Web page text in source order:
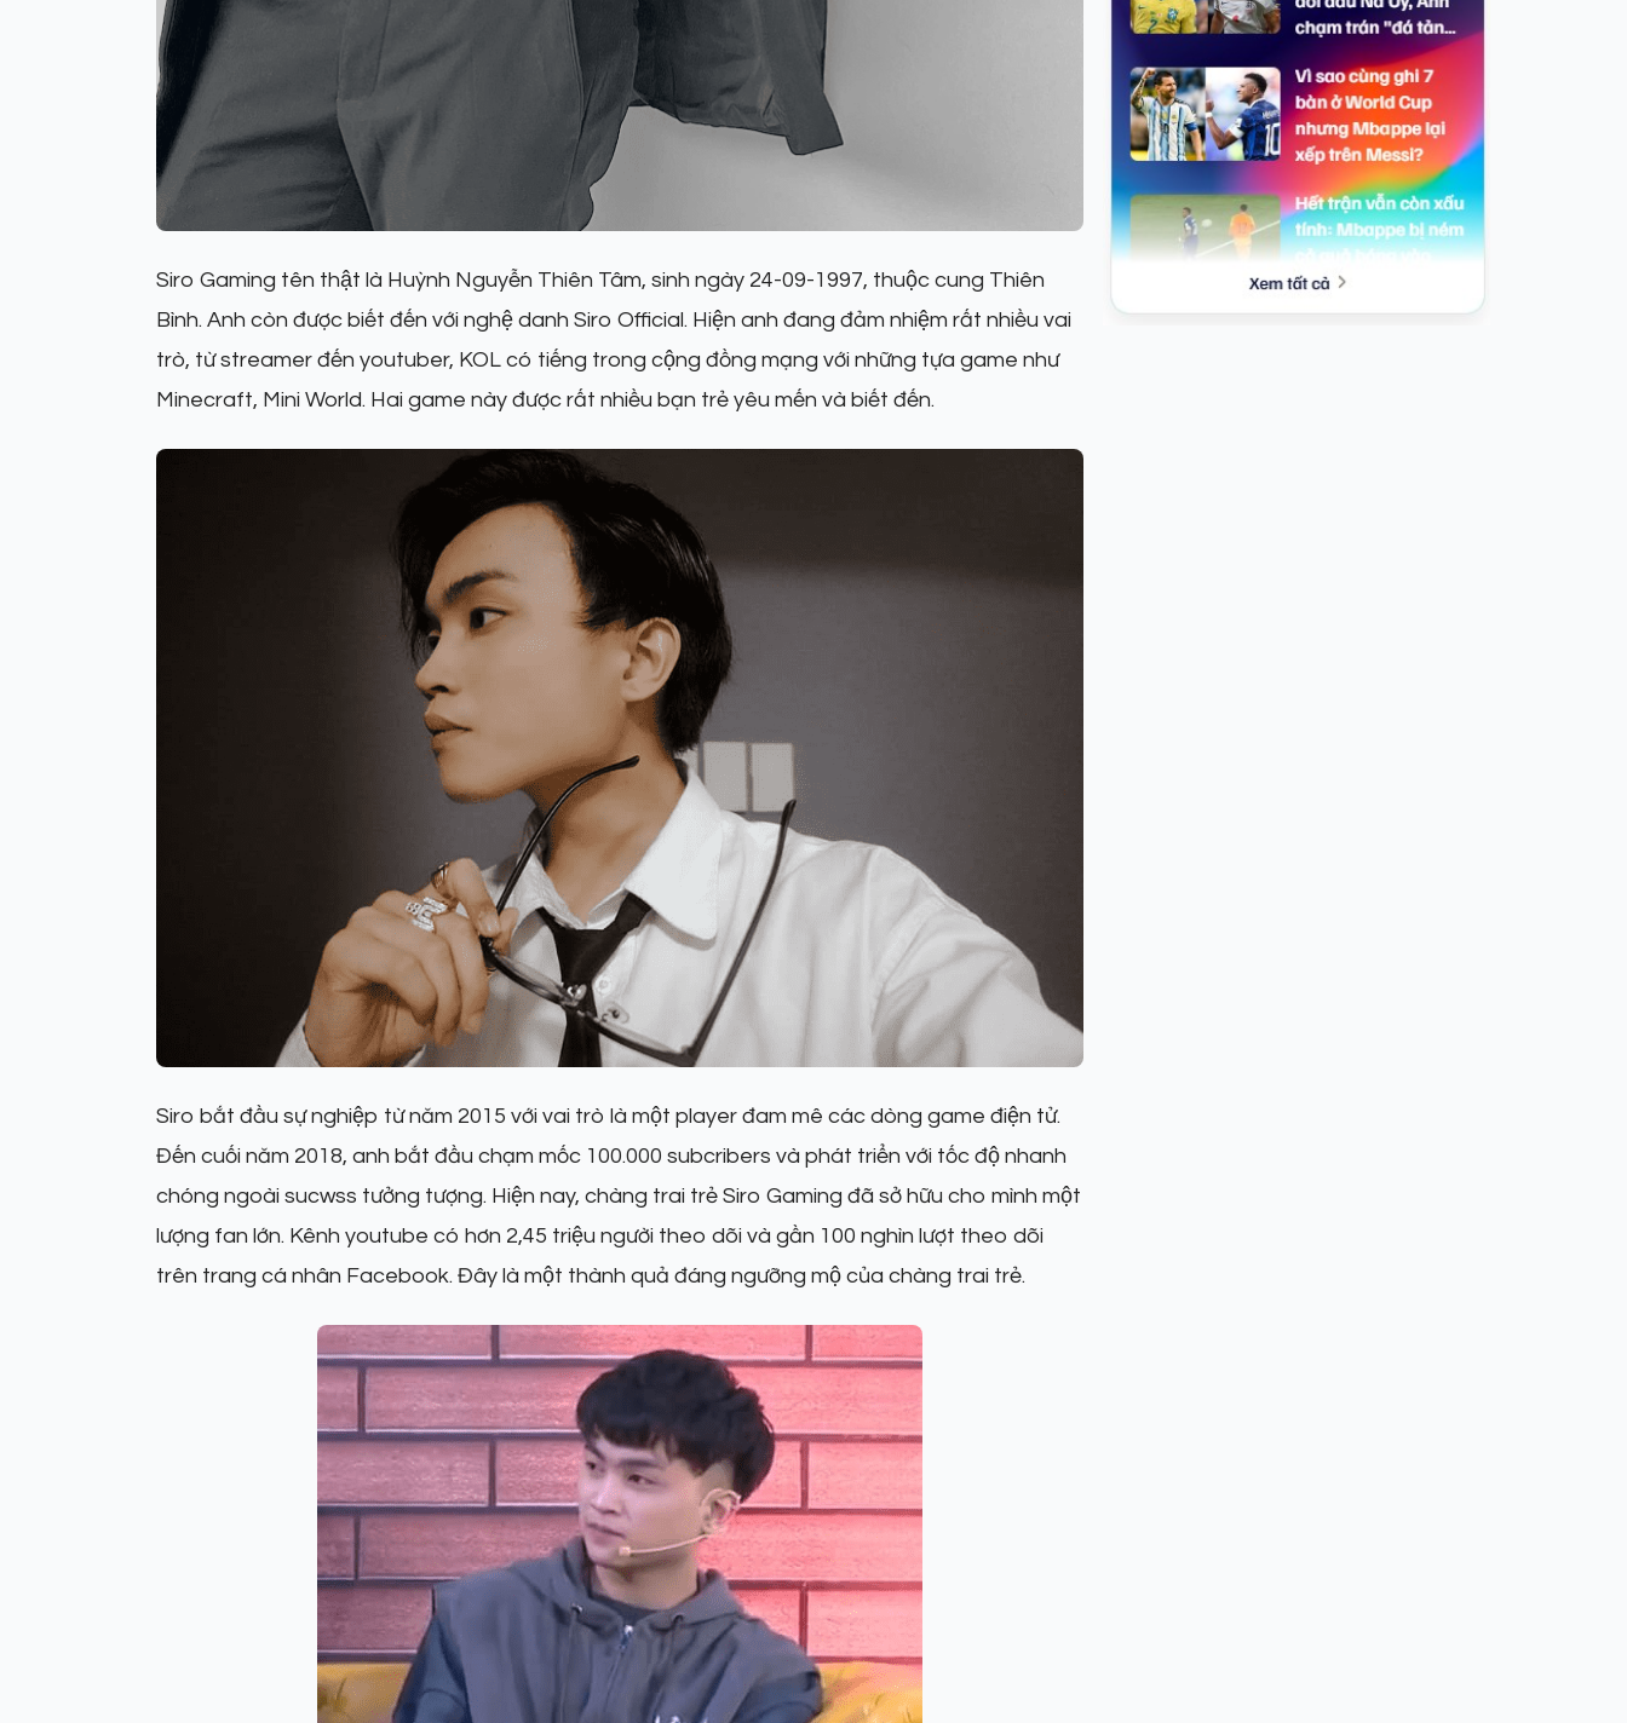
Siro Gaming tên thật là Huỳnh Nguyễn Thiên Tâm, sinh ngày 24-09-1997, thuộc cung Thiên
Bình. Anh còn được biết đến với nghệ danh Siro Official. Hiện anh đang đảm nhiệm rất nhiều vai
trò, từ streamer đến youtuber, KOL có tiếng trong cộng đồng mạng với những tựa game như
Minecraft, Mini World. Hai game này được rất nhiều bạn trẻ yêu mến và biết đến.
Siro bắt đầu sự nghiệp từ năm 2015 với vai trò là một player đam mê các dòng game điện tử.
Đến cuối năm 2018, anh bắt đầu chạm mốc 100.000 subcribers và phát triển với tốc độ nhanh
chóng ngoài sucwss tưởng tượng. Hiện nay, chàng trai trẻ Siro Gaming đã sở hữu cho mình một
lượng fan lớn. Kênh youtube có hơn 2,45 triệu người theo dõi và gần 100 nghìn lượt theo dõi
trên trang cá nhân Facebook. Đây là một thành quả đáng ngưỡng mộ của chàng trai trẻ.